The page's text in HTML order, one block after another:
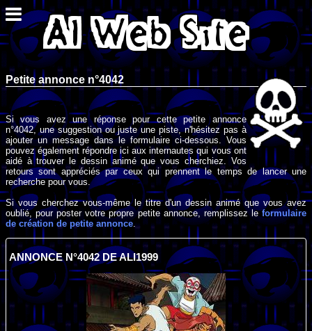
Petite annonce n°4042
Si vous avez une réponse pour cette petite annonce
n°4042, une suggestion ou juste une piste, n'hésitez pas à
ajouter un message dans le formulaire ci-dessous. Vous
pouvez également répondre ici aux internautes qui vous ont
aidé à trouver le dessin animé que vous cherchiez. Vos
retours sont appréciés par ceux qui prennent le temps de lancer une
recherche pour vous.
Si vous cherchez vous-même le titre d'un dessin animé que vous avez
oublié, pour poster votre propre petite annonce, remplissez leformulaire
de création de petite annonce .
ANNONCE N°4042 DE ALI1999